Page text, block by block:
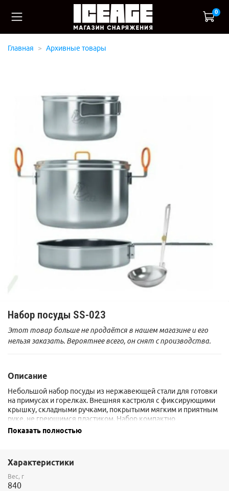
0
Главная Архивные товары
Набор посуды SS-023
Этот товар больше не продаётся в нашем магазине и его
нельзя заказать. Вероятнее всего, он снят с производства.
Описание
Небольшой набор посуды из нержавеющей стали для готовки
на примусах и горелках. Внешняя кастрюля с фиксирующими
крышку, складными ручками, покрытыми мягким и приятным
руке, не греющимся пластиком. Набор компактно
складывается в большую кастрюлю и для транспортировки
Показать полностью
Характеристики
Вес, г
840